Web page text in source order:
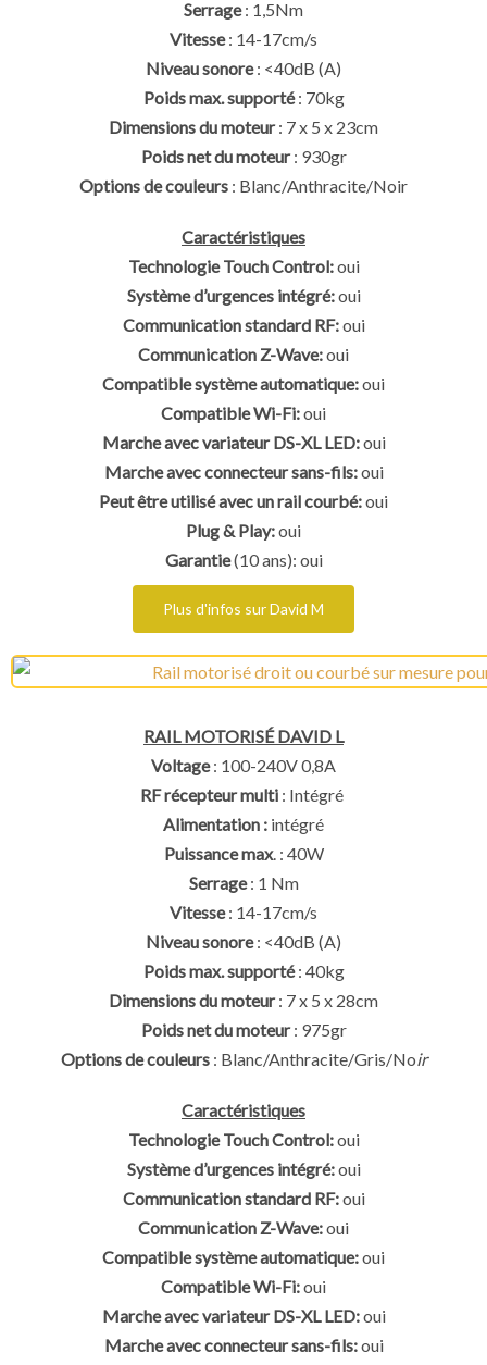
Serrage: 1,5Nm
Vitesse: 14-17cm/s
Niveau sonore: <40dB (A)
Poids max. supporté: 70kg
Dimensions du moteur: 7 x 5 x 23cm
Poids net du moteur: 930gr
Options de couleurs : Blanc/Anthracite/Noir
Caractéristiques
Technologie Touch Control:oui
Système d’urgences intégré:oui
Communication standard RF:oui
Communication Z-Wave:oui
Compatible système automatique:oui
Compatible Wi-Fi:oui
Marche avec variateur DS-XL LED:oui
Marche avec connecteur sans-fils:oui
Peut être utilisé avec un rail courbé:oui
Plug & Play:oui
Garantie(10 ans): oui
Plus d'infos sur David M
RAIL MOTORISÉ DAVID L
Voltage: 100-240V 0,8A
RF récepteur multi : Intégré
Alimentation : intégré
Puissance max. : 40W
Serrage: 1 Nm
Vitesse: 14-17cm/s
Niveau sonore: <40dB (A)
Poids max. supporté: 40kg
Dimensions du moteur: 7 x 5 x 28cm
Poids net du moteur: 975gr
Options de couleurs: Blanc/Anthracite/Gris/Noir
Caractéristiques
Technologie Touch Control:oui
Système d’urgences intégré:oui
Communication standard RF:oui
Communication Z-Wave:oui
Compatible système automatique:oui
Compatible Wi-Fi:oui
Marche avec variateur DS-XL LED:oui
Marche avec connecteur sans-fils:oui